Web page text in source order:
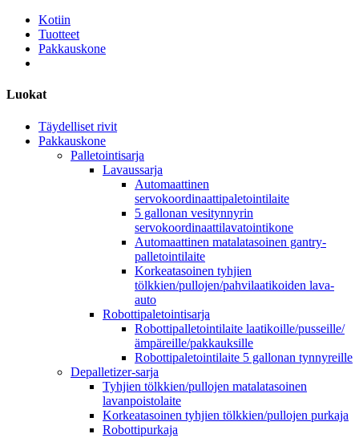
Kotiin
Tuotteet
Pakkauskone
Luokat
Täydelliset rivit
Pakkauskone
Palletointisarja
Lavaussarja
Automaattinen
servokoordinaattipaletointilaite
5 gallonan vesitynnyrin
servokoordinaattilavatointikone
Automaattinen matalatasoinen gantry-
palletointilaite
Korkeatasoinen tyhjien
tölkkien/pullojen/pahvilaatikoiden lava-
auto
Robottipaletointisarja
Robottipalletointilaite laatikoille/pusseille/
ämpäreille/pakkauksille
Robottipaletointilaite 5 gallonan tynnyreille
Depalletizer-sarja
Tyhjien tölkkien/pullojen matalatasoinen
lavanpoistolaite
Korkeatasoinen tyhjien tölkkien/pullojen purkaja
Robottipurkaja